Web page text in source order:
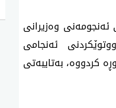
وه‌زیرانی‌
ئه‌نجامی‌
كردووه‌، به‌تایبه‌تی